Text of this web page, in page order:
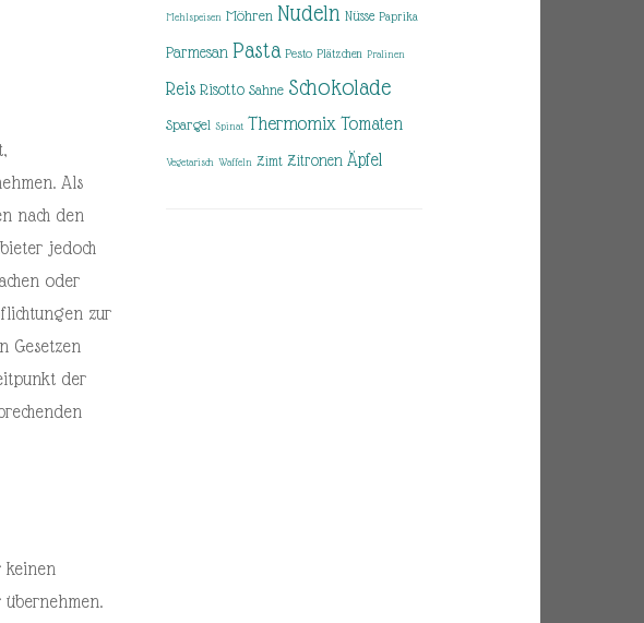
Als
nach den
jedoch
oder
zur
Gesetzen
der
keinen
Mehlspeisen Möhren Nudeln Nüsse Paprika
Parmesan Pasta Pesto Plätzchen Pralinen
Reis Risotto Sahne Schokolade
Spargel Spinat Thermomix Tomaten
Vegetarisch Waffeln Zimt Zitronen Äpfel